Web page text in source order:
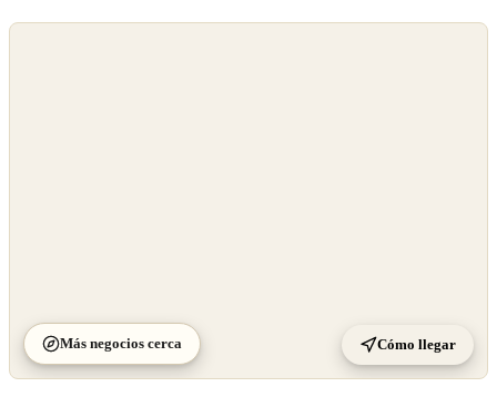
Más negocios cerca Cómo llegar